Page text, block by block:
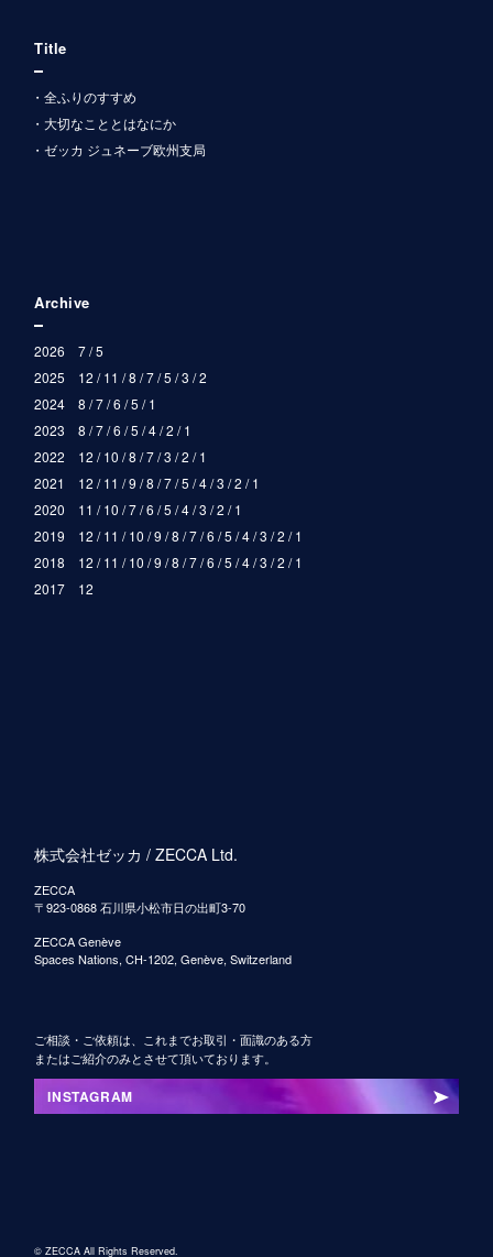
Title
全ふりのすすめ
大切なこととはなにか
ゼッカ ジュネーブ欧州支局
Archive
2026 7 5
2025
12 11 8 7 5 3
2
2024
8 7 6 5
1
2023
8 7 6 5 4 2
1
2022
12 10 8 7 3 2
1
2021
12 11 9 8 7 5 4 3 2
1
2020
11 10 7 6 5 4 3 2
1
2019
12 11 10 9 8 7 6 5 4 3 2
1
2018
12 11 10 9 8 7 6 5 4 3 2
1
2017
12
株式会社ゼッカ / ZECCA Ltd.
ZECCA
〒923-0868 石川県小松市日の出町3-70
ZECCA Genève
Spaces Nations, CH-1202, Genève, Switzerland
ご相談・ご依頼は、これまでお取引・面識のある方
またはご紹介のみとさせて頂いております。
INSTAGRAM
© ZECCA All Rights Reserved.